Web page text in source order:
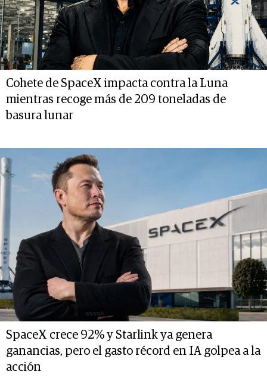
Cohete de SpaceX impacta contra la Luna
mientras recoge más de 209 toneladas de
basura lunar
SpaceX crece 92% y Starlink ya genera
ganancias, pero el gasto récord en IA golpea a la
acción